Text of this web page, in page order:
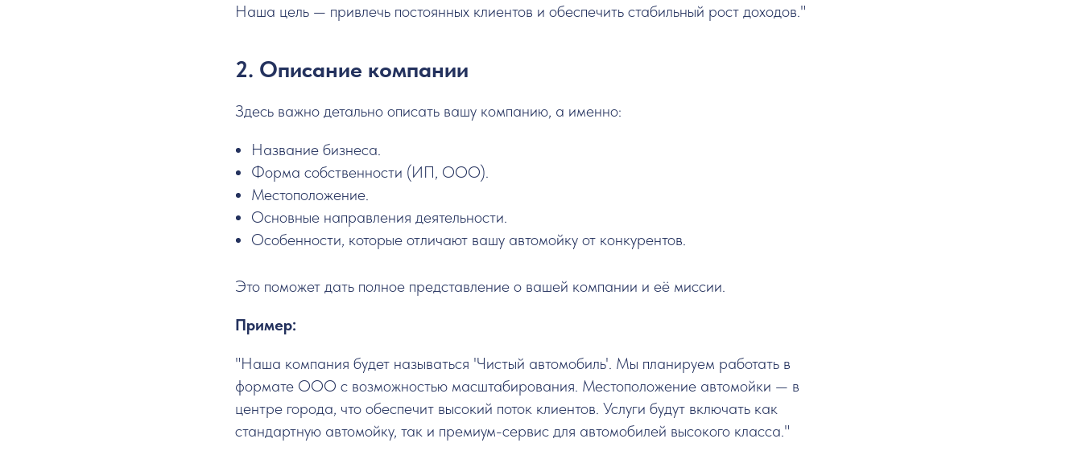
Наша цель — привлечь постоянных клиентов и обеспечить стабильный рост доходов."
2. Описание компании
Здесь важно детально описать вашу компанию, а именно:
Название бизнеса.
Форма собственности (ИП, ООО).
Местоположение.
Основные направления деятельности.
Особенности, которые отличают вашу автомойку от конкурентов.
Это поможет дать полное представление о вашей компании и её миссии.
Пример:
"Наша компания будет называться 'Чистый автомобиль'. Мы планируем работать в
формате ООО с возможностью масштабирования. Местоположение автомойки — в
центре города, что обеспечит высокий поток клиентов. Услуги будут включать как
стандартную автомойку, так и премиум-сервис для автомобилей высокого класса."